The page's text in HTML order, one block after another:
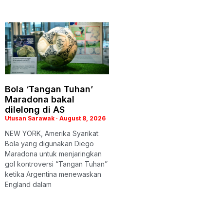
Bola ‘Tangan Tuhan’
Maradona bakal
dilelong di AS
Utusan Sarawak August 8, 2026
NEW YORK, Amerika Syarikat:
Bola yang digunakan Diego
Maradona untuk menjaringkan
gol kontroversi “Tangan Tuhan”
ketika Argentina menewaskan
England dalam